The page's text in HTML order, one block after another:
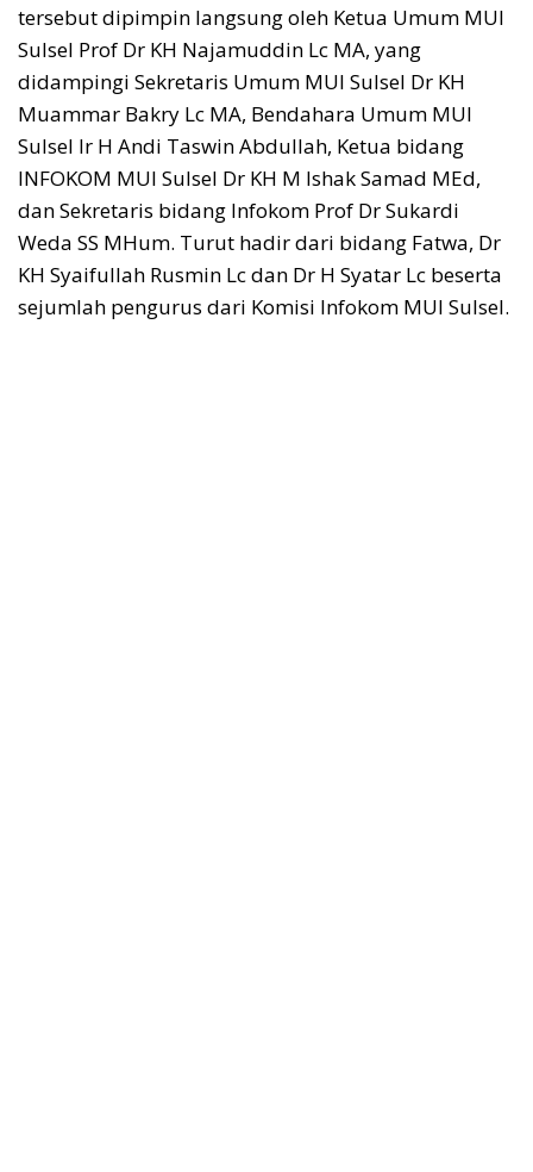
tersebut dipimpin langsung oleh Ketua Umum MUI
Sulsel Prof Dr KH Najamuddin Lc MA, yang
didampingi Sekretaris Umum MUI Sulsel Dr KH
Muammar Bakry Lc MA, Bendahara Umum MUI
Sulsel Ir H Andi Taswin Abdullah, Ketua bidang
INFOKOM MUI Sulsel Dr KH M Ishak Samad MEd,
dan Sekretaris bidang Infokom Prof Dr Sukardi
Weda SS MHum. Turut hadir dari bidang Fatwa, Dr
KH Syaifullah Rusmin Lc dan Dr H Syatar Lc beserta
sejumlah pengurus dari Komisi Infokom MUI Sulsel.